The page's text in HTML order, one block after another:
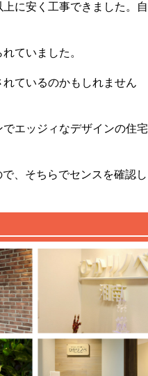
に安く工事できました。自
ていました。
ているのかもしれません
エッジィなデザインの住宅
、そちらでセンスを確認し